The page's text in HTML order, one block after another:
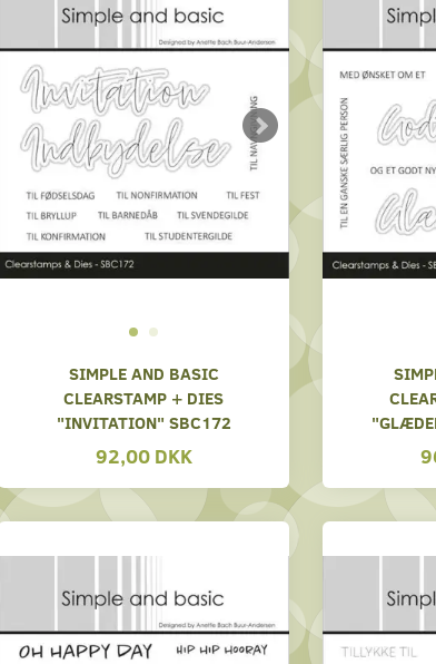
SIMPLE AND BASIC
CLEARSTAMP + DIES
"INVITATION" SBC172
92,00 DKK